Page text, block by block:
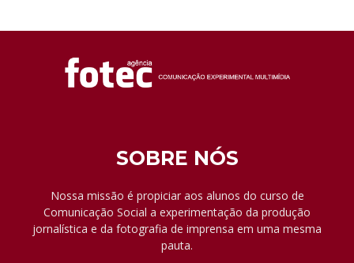
SOBRE NÓS
Nossa missão é propiciar aos alunos do curso de
Comunicação Social a experimentação da produção
jornalística e da fotografia de imprensa em uma mesma
pauta.